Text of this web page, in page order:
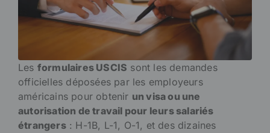
Les formulaires USCIS sont les demandes
officielles déposées par les employeurs
américains pour obtenir un visa ou une
autorisation de travail pour leurs salariés
étrangers: H-1B, L-1, O-1, et des dizaines